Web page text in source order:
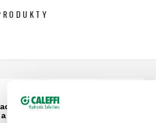
kohútik s pripojením na
krytom.